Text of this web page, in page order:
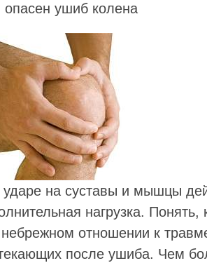
ушиб колена
на суставы и мышцы
нагрузка. Понять,
отношении к
после ушиба. Чем